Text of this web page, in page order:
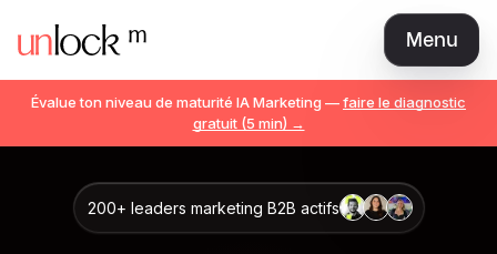
Évalue ton niveau de maturité IA Marketing —faire le diagnostic
gratuit (5 min) →
Menu
Love Brand
Marketeur AI Natif
Marketing Manager / Expert
Communauté
200+ leaders marketing B2B actifs